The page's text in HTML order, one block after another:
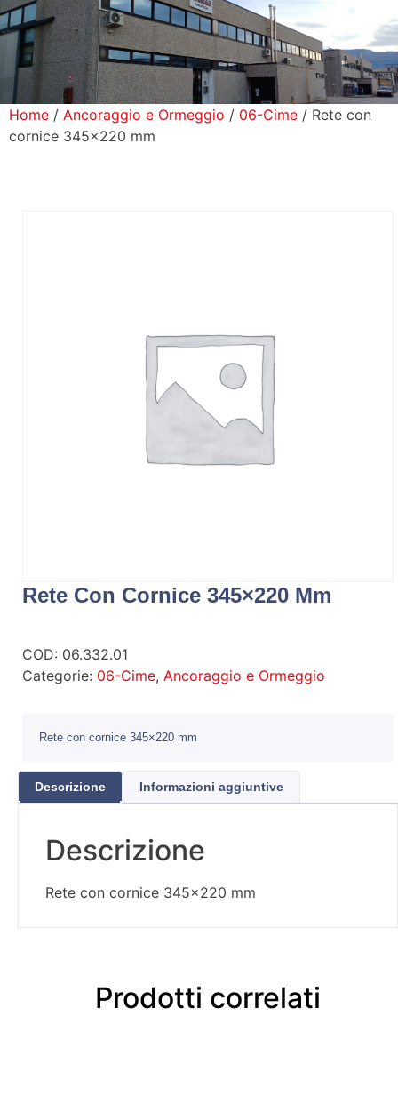
Prodotti
Home / Ancoraggio e Ormeggio / 06-Cime / Rete con
cornice 345×220 mm
Rete Con Cornice 345×220 Mm
COD: 06.332.01
Categorie: 06-Cime, Ancoraggio e Ormeggio
Rete con cornice 345×220 mm
Descrizione Informazioni aggiuntive
Descrizione
Rete con cornice 345×220 mm
Prodotti correlati